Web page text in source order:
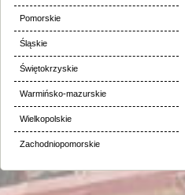
Pomorskie
Śląskie
Świętokrzyskie
Warmińsko-mazurskie
Wielkopolskie
Zachodniopomorskie